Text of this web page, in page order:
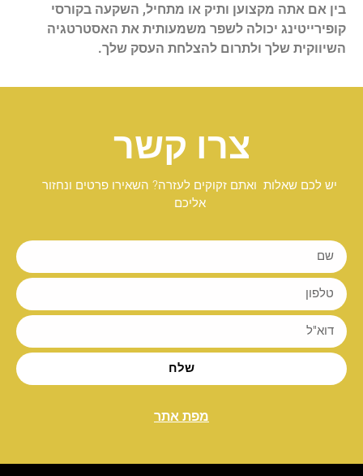
בין אם אתה מקצוען ותיק או מתחיל, השקעה בקורסי
קופירייטינג יכולה לשפר משמעותית את האסטרטגיה
השיווקית שלך ולתרום להצלחת העסק שלך.
צרו קשר
יש לכם שאלות ואתם זקוקים לעזרה? השאירו פרטים ונחזור
אליכם
שלח
מפת אתר